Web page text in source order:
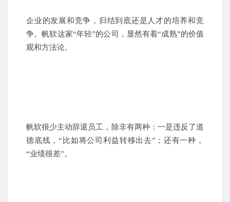
企业的发展和竞争，归结到底还是人才的培养和竞
争。帆软这家“年轻”的公司，显然有着“成熟”的价值
观和方法论。
帆软很少主动辞退员工，除非有两种：一是违反了道
德底线，“比如将公司利益转移出去”；还有一种，
“业绩很差”。